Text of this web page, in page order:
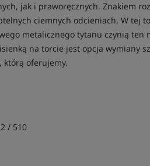
jak i praworęcznych. Znakiem
ciemnych odcieniach. W tej
metalicznego tytanu czynią ten
na torcie jest opcja wymiany
którą oferujemy.
/ 510